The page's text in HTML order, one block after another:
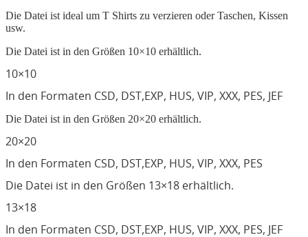
Die Datei ist ideal um T Shirts zu verzieren oder Taschen, Kissen
usw.
Die Datei ist in den Größen 10×10 erhältlich.
10×10
In den Formaten CSD, DST,EXP, HUS, VIP, XXX, PES, JEF
Die Datei ist in den Größen 20×20 erhältlich.
20×20
In den Formaten CSD, DST,EXP, HUS, VIP, XXX, PES
Die Datei ist in den Größen 13×18 erhältlich.
13×18
In den Formaten CSD, DST,EXP, HUS, VIP, XXX, PES, JEF